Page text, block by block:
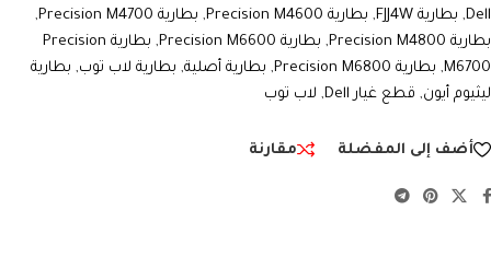
Dell
, بطارية FJJ4W , بطارية Precision M4600 , بطارية Precision M4700
,
بطارية Precision M4800
, بطارية Precision M6600 ,
بطارية Precision
M6700
, بطارية Precision M6800 , بطارية أصلية, بطارية لاب توب, بطارية
ليثيوم أيون, قطع غيار Dell , لاب توب
أضف إلى المفضلة مقارنة